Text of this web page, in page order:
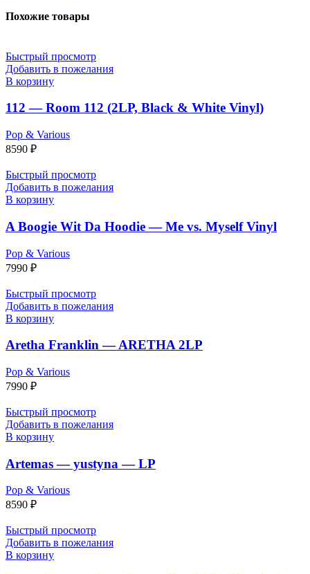
Похожие товары
Быстрый просмотр
Добавить в пожелания
В корзину
112 — Room 112 (2LP, Black & White Vinyl)
Pop & Various
8590 ₽
Быстрый просмотр
Добавить в пожелания
В корзину
A Boogie Wit Da Hoodie — Me vs. Myself Vinyl
Pop & Various
7990 ₽
Быстрый просмотр
Добавить в пожелания
В корзину
Aretha Franklin — ARETHA 2LP
Pop & Various
7990 ₽
Быстрый просмотр
Добавить в пожелания
В корзину
Artemas — yustyna — LP
Pop & Various
8590 ₽
Быстрый просмотр
Добавить в пожелания
В корзину